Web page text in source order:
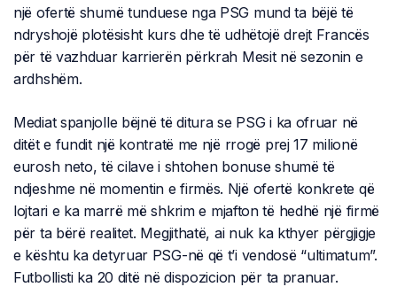
një ofertë shumë tunduese nga PSG mund ta bëjë të
ndryshojë plotësisht kurs dhe të udhëtojë drejt Francës
për të vazhduar karrierën përkrah Mesit në sezonin e
ardhshëm.
Mediat spanjolle bëjnë të ditura se PSG i ka ofruar në
ditët e fundit një kontratë me një rrogë prej 17 milionë
eurosh neto, të cilave i shtohen bonuse shumë të
ndjeshme në momentin e firmës. Një ofertë konkrete që
lojtari e ka marrë më shkrim e mjafton të hedhë një firmë
për ta bërë realitet. Megjithatë, ai nuk ka kthyer përgjigje
e kështu ka detyruar PSG-në që t’i vendosë “ultimatum”.
Futbollisti ka 20 ditë në dispozicion për ta pranuar.